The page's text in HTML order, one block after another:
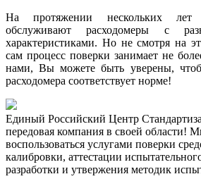
На протяжении нескольких лет
обслуживают расходомеры с
характеристиками. Но не смотря на
сам процесс поверки занимает не
нами, Вы можете быть уверены,
расходомера соответствует норме!
Единый Российский Центр
передовая компания в своей области!
воспользоваться услугами поверки
калибровки, аттестации
разработки и утвержения методик